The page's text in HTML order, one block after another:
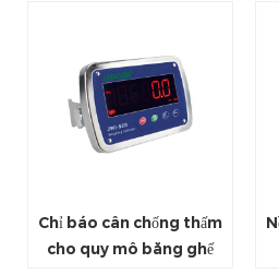
Chỉ báo cân chống thấm
cho quy mô băng ghế